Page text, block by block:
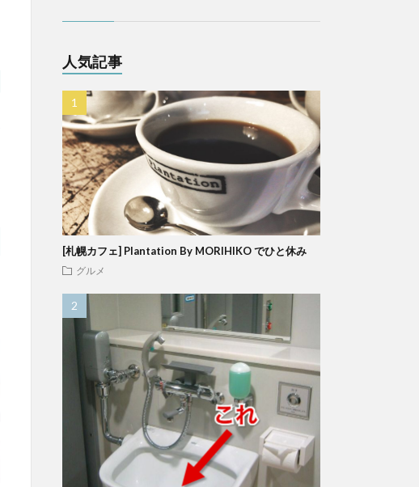
人気記事
[札幌カフェ] Plantation By MORIHIKO でひと休み
グルメ